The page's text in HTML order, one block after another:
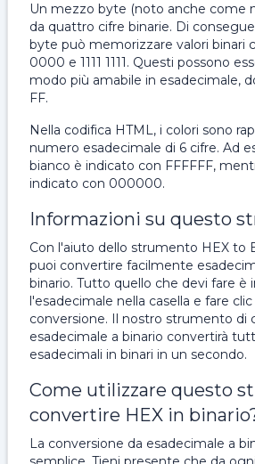
Un mezzo byte (noto anche come
da quattro cifre binarie. Di
byte può memorizzare valori binari
0000 e 1111 1111. Questi possono
modo più amabile in esadecimale,
FF.
Nella codifica HTML, i colori sono
numero esadecimale di 6 cifre. Ad
bianco è indicato con FFFFFF,
indicato con 000000.
Informazioni su questo
Con l'aiuto dello strumento HEX to
puoi convertire facilmente
binario. Tutto quello che devi fare è
l'esadecimale nella casella e fare
conversione. Il nostro strumento di
esadecimale a binario convertirà
esadecimali in binari in un secondo.
Come utilizzare questo
convertire HEX in
La conversione da esadecimale a